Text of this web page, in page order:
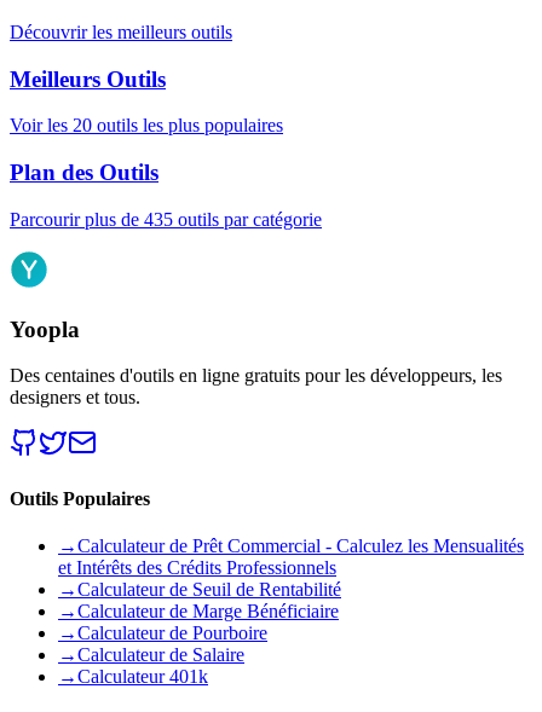
Découvrir les meilleurs outils
Meilleurs Outils
Voir les 20 outils les plus populaires
Plan des Outils
Parcourir plus de 435 outils par catégorie
Yoopla
Des centaines d'outils en ligne gratuits pour les développeurs, les
designers et tous.
Outils Populaires
→Calculateur de Prêt Commercial - Calculez les Mensualités
et Intérêts des Crédits Professionnels
→Calculateur de Seuil de Rentabilité
→Calculateur de Marge Bénéficiaire
→Calculateur de Pourboire
→Calculateur de Salaire
→Calculateur 401k